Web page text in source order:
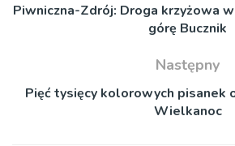
Piwniczna-Zdrój: Droga krzyżowa
górę Bucznik
Następny
Pięć tysięcy kolorowych pisanek
Wielkanoc